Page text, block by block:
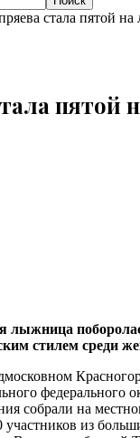
стала пятой
пятой
лыжница
стилем среди
федерального
собрали на
участников из